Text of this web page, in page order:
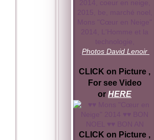
Photos David Lenoir
CLICK on Picture ,
For see Video
or HERE
CLICK on Picture ,